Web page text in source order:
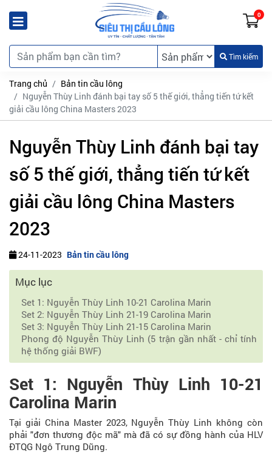
0
Tìm kiếm
Trang chủ
Bản tin cầu lông
Nguyễn Thùy Linh đánh bại tay số 5 thế giới, thẳng tiến tứ kết
giải cầu lông China Masters 2023
Nguyễn Thùy Linh đánh bại tay
số 5 thế giới, thẳng tiến tứ kết
giải cầu lông China Masters
2023
24-11-2023 Bản tin cầu lông
Mục lục
Set 1: Nguyễn Thùy Linh 10-21 Carolina Marin
Set 2: Nguyễn Thùy Linh 21-19 Carolina Marin
Set 3: Nguyễn Thùy Linh 21-15 Carolina Marin
Phong độ Nguyễn Thùy Linh (5 trận gần nhất - chỉ tính
hệ thống giải BWF)
Set 1: Nguyễn Thùy Linh 10-21
Carolina Marin
Tại giải China Master 2023, Nguyễn Thùy Linh không còn
phải "đơn thương độc mã" mà đã có sự đồng hành của HLV
ĐTQG Ngô Trung Dũng.